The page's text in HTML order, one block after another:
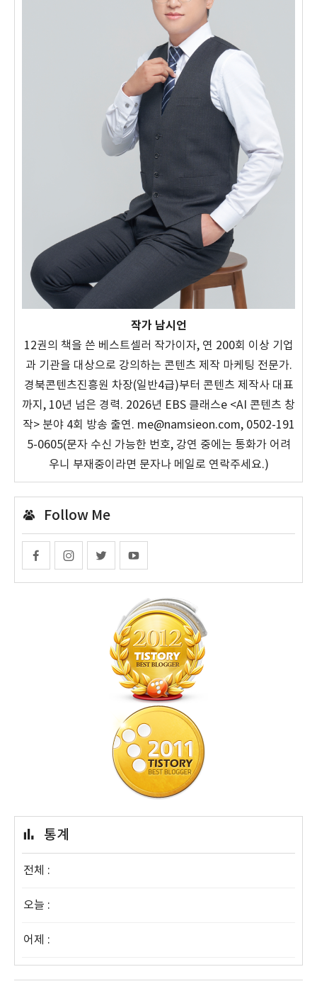
작가 남시언
12권의 책을 쓴 베스트셀러 작가이자, 연 200회 이상 기업
과 기관을 대상으로 강의하는 콘텐츠 제작 마케팅 전문가.
경북콘텐츠진흥원 차장(일반4급)부터 콘텐츠 제작사 대표
까지, 10년 넘은 경력. 2026년 EBS 클래스e <AI 콘텐츠 창
작> 분야 4회 방송 출연. me@namsieon.com, 0502-191
5-0605(문자 수신 가능한 번호, 강연 중에는 통화가 어려
우니 부재중이라면 문자나 메일로 연락주세요.)
Follow Me
통계
전체 :
오늘 :
어제 :